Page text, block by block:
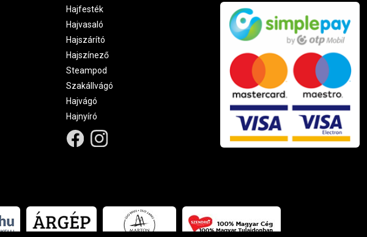
Hajfesték
Hajvasaló
Hajszárító
Hajszínező
Steampod
Szakállvágó
Hajvágó
Hajnyíró